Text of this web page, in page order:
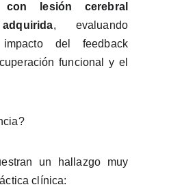
con lesión cerebral
, evaluando
del feedback
funcional y el
un hallazgo muy
clínica: